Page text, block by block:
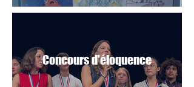
Concours d'éloquence